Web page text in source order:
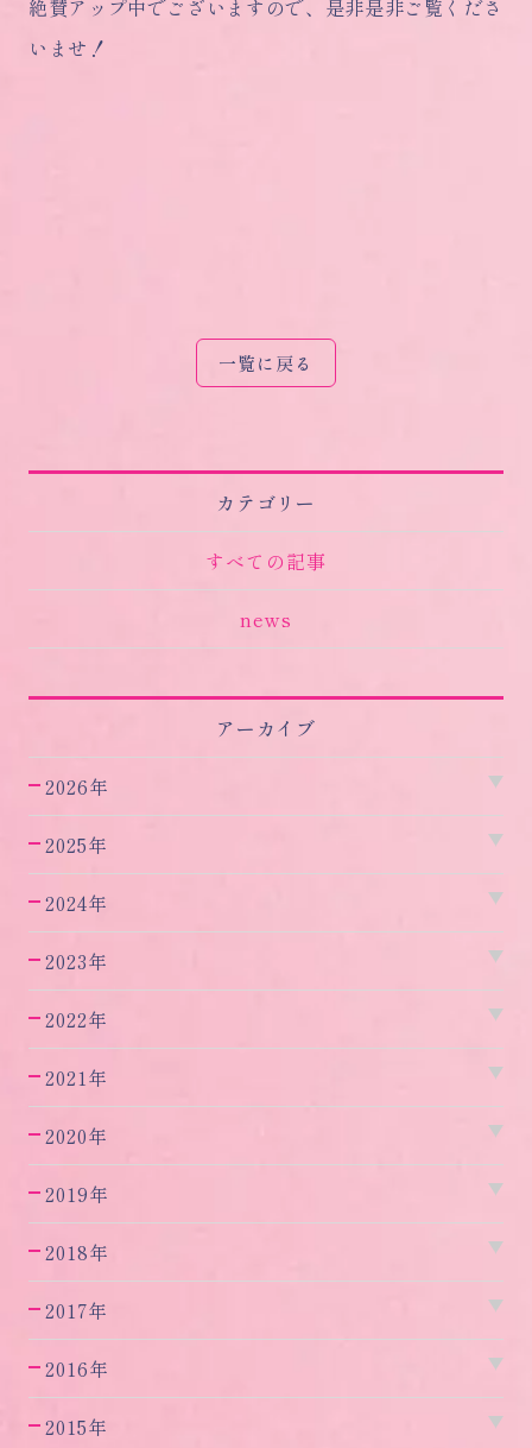
カテゴリー
すべての記事
news
アーカイブ
2026年
2025年
2024年
2023年
2022年
2021年
2020年
2019年
2018年
2017年
2016年
2015年
絶賛アップ中でございますので、是非是非ご覧くださ
いませ！
一覧に戻る